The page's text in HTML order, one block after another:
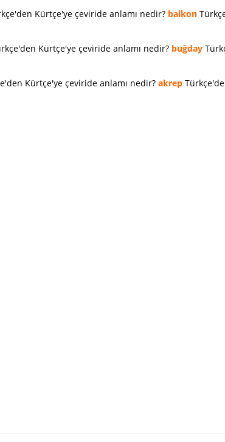
Kürtçe'ye çeviride anlamı nedir? balkon
Kürtçe'ye çeviride anlamı nedir? buğday
Kürtçe'ye çeviride anlamı nedir? akrep